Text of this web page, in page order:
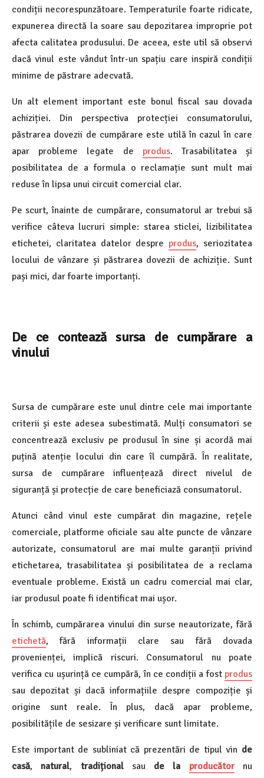
condiții necorespunzătoare. Temperaturile foarte ridicate,
expunerea directă la soare sau depozitarea improprie pot
afecta calitatea produsului. De aceea, este util să observi
dacă vinul este vândut într-un spațiu care inspiră condiții
minime de păstrare adecvată.
Un alt element important este bonul fiscal sau dovada
achiziției. Din perspectiva protecției consumatorului,
păstrarea dovezii de cumpărare este utilă în cazul în care
apar probleme legate de produs. Trasabilitatea și
posibilitatea de a formula o reclamație sunt mult mai
reduse în lipsa unui circuit comercial clar.
Pe scurt, înainte de cumpărare, consumatorul ar trebui să
verifice câteva lucruri simple: starea sticlei, lizibilitatea
etichetei, claritatea datelor despre produs, seriozitatea
locului de vânzare și păstrarea dovezii de achiziție. Sunt
pași mici, dar foarte importanți.
De ce contează sursa de cumpărare a
vinului
Sursa de cumpărare este unul dintre cele mai importante
criterii și este adesea subestimată. Mulți consumatori se
concentrează exclusiv pe produsul în sine și acordă mai
puțină atenție locului din care îl cumpără. În realitate,
sursa de cumpărare influențează direct nivelul de
siguranță și protecție de care beneficiază consumatorul.
Atunci când vinul este cumpărat din magazine, rețele
comerciale, platforme oficiale sau alte puncte de vânzare
autorizate, consumatorul are mai multe garanții privind
etichetarea, trasabilitatea și posibilitatea de a reclama
eventuale probleme. Există un cadru comercial mai clar,
iar produsul poate fi identificat mai ușor.
În schimb, cumpărarea vinului din surse neautorizate, fără
etichetă, fără informații clare sau fără dovada
provenienței, implică riscuri. Consumatorul nu poate
verifica cu ușurință ce cumpără, în ce condiții a fost produs
sau depozitat și dacă informațiile despre compoziție și
origine sunt reale. În plus, dacă apar probleme,
posibilitățile de sesizare și verificare sunt limitate.
Este important de subliniat că prezentări de tipul vin de
casă, natural, tradițional sau de la producătornu